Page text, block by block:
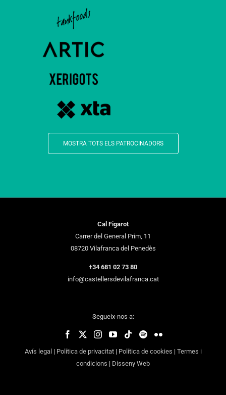
MOSTRA TOTS ELS PATROCINADORS
Cal Figarot
Carrer del General Prim, 11
08720 Vilafranca del Penedès
+34 681 02 73 80
info@castellersdevilafranca.cat
Segueix-nos a:
Avís legal| Política de privacitat| Política de cookies | Termes i
condicions | Disseny Web